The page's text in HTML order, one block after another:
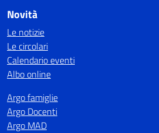
Novità
Le notizie
Le circolari
Calendario eventi
Albo online
Argo famiglie
Argo Docenti
Argo MAD